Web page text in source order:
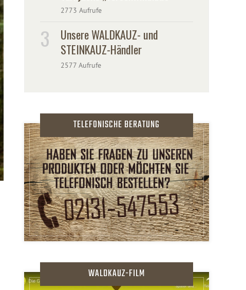
2773 Aufrufe
Unsere WALDKAUZ- und
STEINKAUZ-Händler
2577 Aufrufe
TELEFONISCHE BERATUNG
WALDKAUZ-FILM